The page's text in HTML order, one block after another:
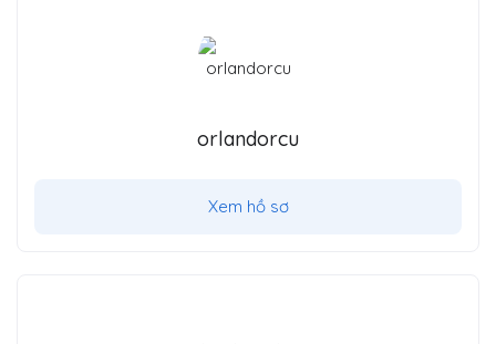
orlandorcu
Xem hồ sơ